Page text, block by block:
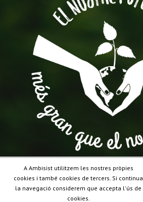
A Ambisist utilitzem les nostres pròpies
cookies i també cookies de tercers. Si continua
la navegació considerem que accepta l'ús de
cookies.